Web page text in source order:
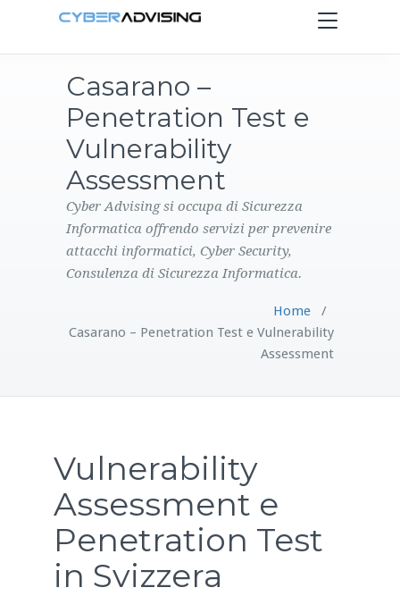
Toggle
navigation
PRODOTTI
CONTATTI
Casarano –
Penetration Test e
Vulnerability
Assessment
Cyber Advising si occupa di Sicurezza
Informatica offrendo servizi per prevenire
attacchi informatici, Cyber Security,
Consulenza di Sicurezza Informatica.
Home/
Casarano – Penetration Test e Vulnerability
Assessment
Vulnerability
Assessment e
Penetration Test
in Svizzera